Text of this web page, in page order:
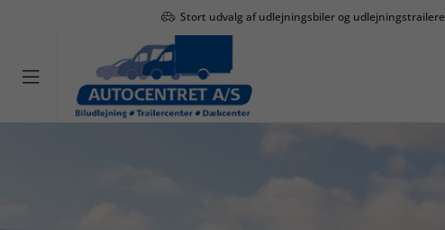
Stort udvalg af udlejningsbiler og udlejningstrailere
